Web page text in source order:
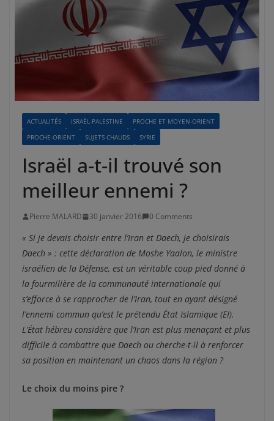
ACTUALITÉS ISRAËL-PALESTINE
PROCHE ET MOYEN-ORIENT
PROCHE-ORIENT
SUJETS CHAUDS SYRIE
Israël a-t-il trouvé son
meilleur ennemi ?
Pierre MALARD 30 janvier 2016 0 Comments
« Si je devais choisir entre l’Iran et Daech, je choisirais
Daech » : cette déclaration de Moshe Yaalon, le ministre
israélien de la Défense, est un véritable coup pied donné à
la fourmilière de la communauté internationale qui
s’efforce à se rapprocher de l’Iran, tout en ayant désigné
l’ennemi commun qu’est le prétendu État Islamique (EI).
L’État hébreu considère que l’Iran est plus menaçant et plus
difficile à combattre que Daech ou cherche-t-il à renforcer
sa position en maintenant un chaos dans la région ?
Le choix du moins pire ?